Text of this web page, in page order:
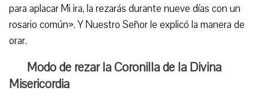
para aplacar Mi ira, la rezarás durante nueve días con un
rosario común». Y Nuestro Señor le explicó la manera de
orar.
Modo de rezar la Coronilla de la Divina
Misericordia